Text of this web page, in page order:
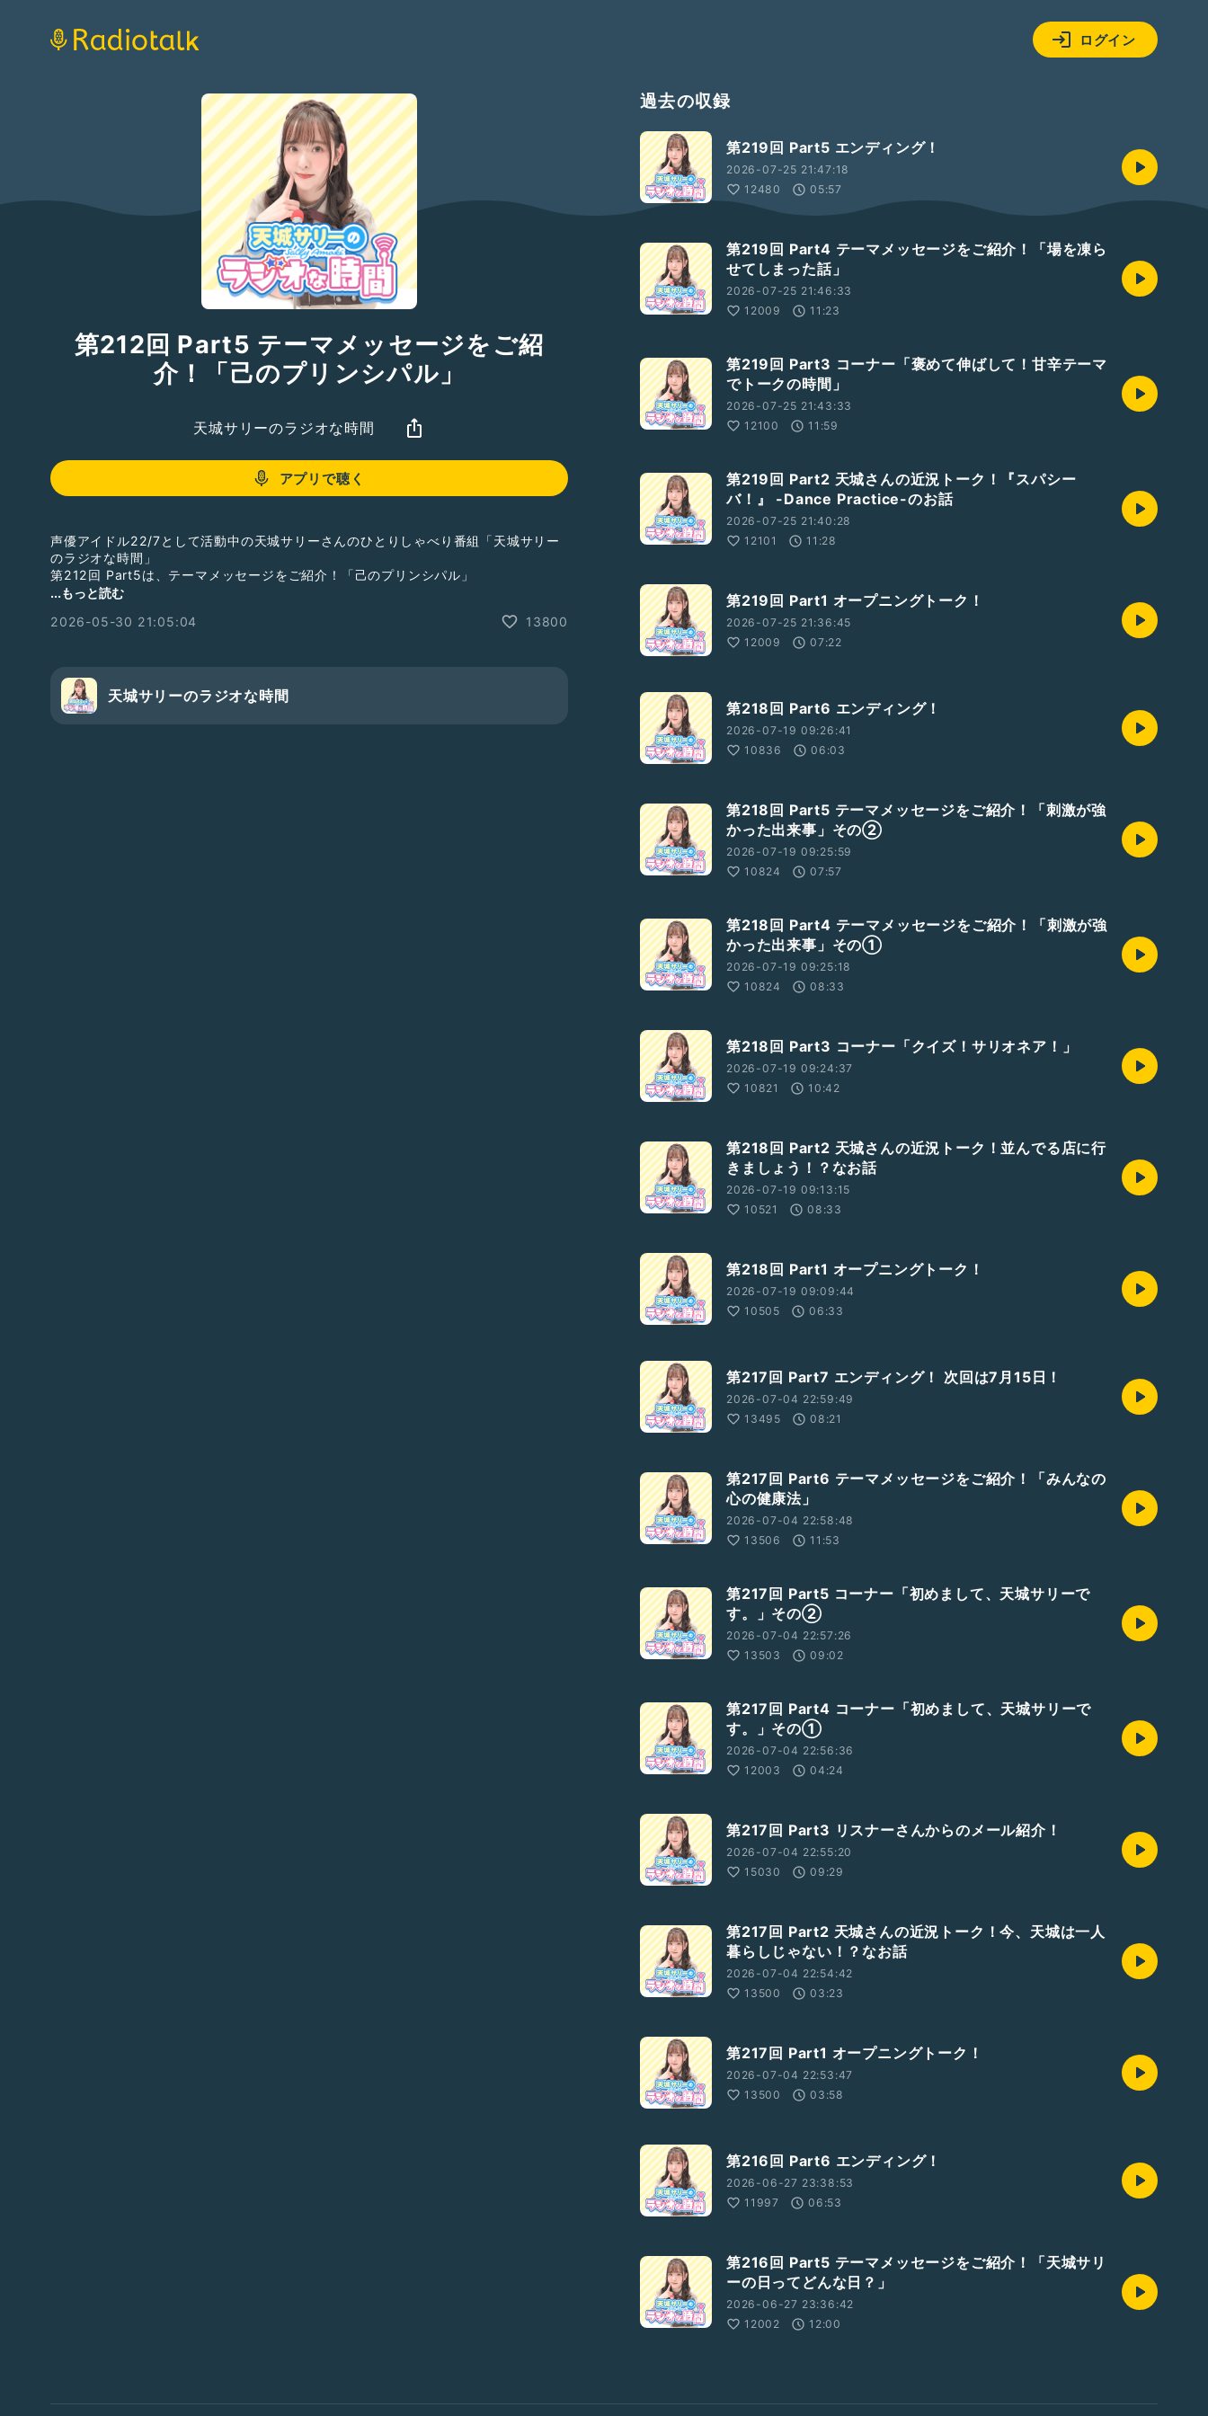
ログイン
第212回 Part5 テーマメッセージをご紹
介！「己のプリンシパル」
天城サリーのラジオな時間
アプリで聴く
声優アイドル22/7として活動中の天城サリーさんのひとりしゃべり番組「天城サリー
のラジオな時間」
第212回 Part5は、テーマメッセージをご紹介！「己のプリンシパル」
合い下さいね。
Radiotalkの番組ページからご入会ください！
#ナナニジ
...もっと読む
2026-05-30 21:05:04
13800
天城サリーのラジオな時間
過去の収録
第219回 Part5 エンディング！
2026-07-25 21:47:18
12480
05:57
第219回 Part4 テーマメッセージをご紹介！「場を凍ら
せてしまった話」
2026-07-25 21:46:33
12009
11:23
第219回 Part3 コーナー「褒めて伸ばして！甘辛テーマ
でトークの時間」
2026-07-25 21:43:33
12100
11:59
第219回 Part2 天城さんの近況トーク！『スパシー
バ！』 -Dance Practice-のお話
2026-07-25 21:40:28
12101
11:28
第219回 Part1 オープニングトーク！
2026-07-25 21:36:45
12009
07:22
第218回 Part6 エンディング！
2026-07-19 09:26:41
10836
06:03
第218回 Part5 テーマメッセージをご紹介！「刺激が強
かった出来事」その②
2026-07-19 09:25:59
10824
07:57
第218回 Part4 テーマメッセージをご紹介！「刺激が強
かった出来事」その①
2026-07-19 09:25:18
10824
08:33
第218回 Part3 コーナー「クイズ！サリオネア！」
2026-07-19 09:24:37
10821
10:42
第218回 Part2 天城さんの近況トーク！並んでる店に行
きましょう！？なお話
2026-07-19 09:13:15
10521
08:33
第218回 Part1 オープニングトーク！
2026-07-19 09:09:44
10505
06:33
第217回 Part7 エンディング！ 次回は7月15日！
2026-07-04 22:59:49
13495
08:21
第217回 Part6 テーマメッセージをご紹介！「みんなの
心の健康法」
2026-07-04 22:58:48
13506
11:53
第217回 Part5 コーナー「初めまして、天城サリーで
す。」その②
2026-07-04 22:57:26
13503
09:02
第217回 Part4 コーナー「初めまして、天城サリーで
す。」その①
2026-07-04 22:56:36
12003
04:24
第217回 Part3 リスナーさんからのメール紹介！
2026-07-04 22:55:20
15030
09:29
第217回 Part2 天城さんの近況トーク！今、天城は一人
暮らしじゃない！？なお話
2026-07-04 22:54:42
13500
03:23
第217回 Part1 オープニングトーク！
2026-07-04 22:53:47
13500
03:58
第216回 Part6 エンディング！
2026-06-27 23:38:53
11997
06:53
第216回 Part5 テーマメッセージをご紹介！「天城サリ
ーの日ってどんな日？」
2026-06-27 23:36:42
12002
12:00